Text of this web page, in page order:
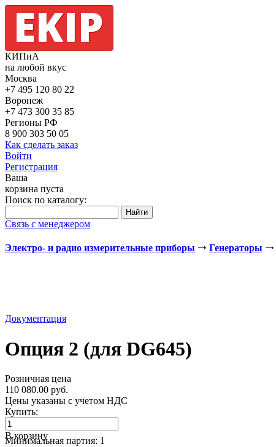
КИПиА
на любой вкус
Москва
+7 495 120 80 22
Воронеж
+7 473 300 35 85
Регионы РФ
8 900 303 50 05
Как сделать заказ
Войти
Регистрация
Ваша
корзина пуста
Поиск по каталогу:
Связь с менеджером
Электро- и радио измерительные приборы Генераторы
Документация
Опция 2 (для DG645)
Розничная цена
110 080.00 руб.
Цены указаны с учетом НДС
Купить:
В корзину
Минимальная партия: 1